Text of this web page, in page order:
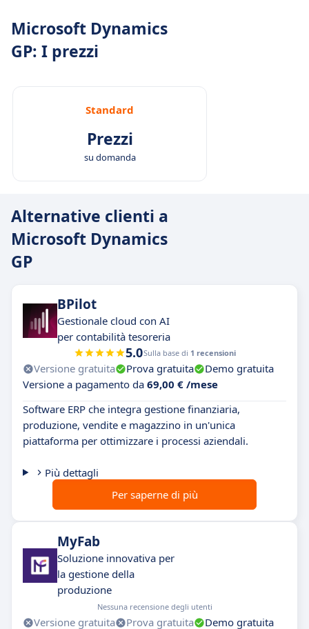
Microsoft Dynamics
GP: I prezzi
Standard
Prezzi
su domanda
Alternative clienti a
Microsoft Dynamics
GP
BPilot
Gestionale cloud con AI
per contabilità tesoreria
5.0Sulla base di 1 recensioni
Versione gratuita Prova gratuita
Demo gratuita
Versione a pagamento da 69,00 € /mese
Software ERP che integra gestione finanziaria,
produzione, vendite e magazzino in un'unica
piattaforma per ottimizzare i processi aziendali.
Più dettagli
Per saperne di più
MyFab
Soluzione innovativa per
la gestione della
produzione
Nessuna recensione degli utenti
Versione gratuita Prova gratuita
Demo gratuita